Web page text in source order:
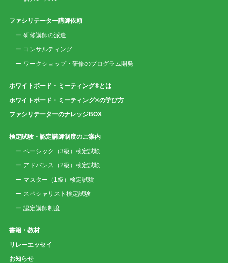
ファシリテーター講師依頼
研修講師の派遣
コンサルティング
ワークショップ・研修のプログラム開発
ホワイトボード・ミーティング®とは
ホワイトボード・ミーティング®の学び方
ファシリテーターのナレッジBOX
検定試験・認定講師制度のご案内
ベーシック（3級）検定試験
アドバンス（2級）検定試験
マスター（1級）検定試験
スペシャリスト検定試験
認定講師制度
書籍・教材
リレーエッセイ
お知らせ